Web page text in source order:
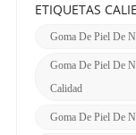
extraordinario
agarre y
antideslizante
materiales de
piel de naranja
tracción, lo
ETIQUETAS
Goma De Piel De
Goma De Piel De
Calidad
Goma De Piel De